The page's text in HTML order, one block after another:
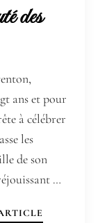
des
ans et pour
à célébrer
les
de son
…